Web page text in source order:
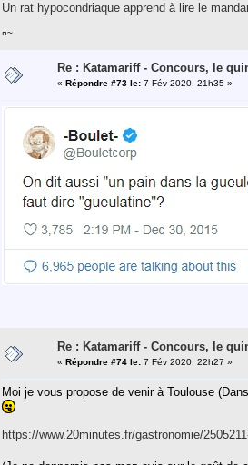
Un rat hypocondriaque apprend à lire le
¤~
Re : Katamariff - Concours, le
« Répondre #73 le: 7 Fév 2020, 21h35 »
Re : Katamariff - Concours, le
« Répondre #74 le: 7 Fév 2020, 22h27 »
Moi je vous propose de venir à Toulouse
https://www.20minutes.fr/gastronomie/